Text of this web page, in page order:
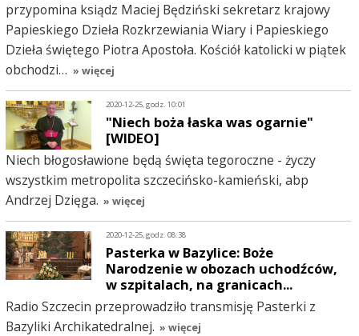
przypomina ksiądz Maciej Będziński sekretarz krajowy
Papieskiego Dzieła Rozkrzewiania Wiary i Papieskiego
Dzieła świętego Piotra Apostoła. Kościół katolicki w piątek
obchodzi… » więcej
2020-12-25, godz. 10:01
"Niech boża łaska was ogarnie"
[WIDEO]
Niech błogosławione będą święta tegoroczne - życzy
wszystkim metropolita szczecińsko-kamieński, abp
Andrzej Dzięga. » więcej
2020-12-25, godz. 08:38
Pasterka w Bazylice: Boże
Narodzenie w obozach uchodźców,
w szpitalach, na granicach...
Radio Szczecin przeprowadziło transmisję Pasterki z
Bazyliki Archikatedralnej. » więcej